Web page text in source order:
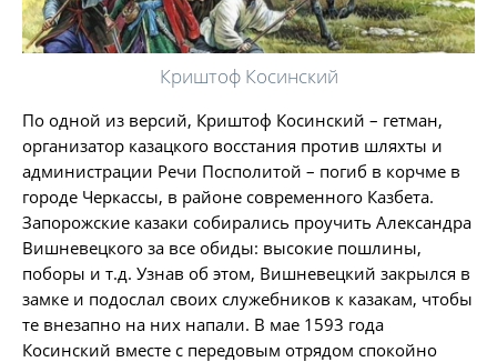
Криштоф Косинский
По одной из версий, Криштоф Косинский – гетман,
организатор казацкого восстания против шляхты и
администрации Речи Посполитой – погиб в корчме в
городе Черкассы, в районе современного Казбета.
Запорожские казаки собирались проучить Александра
Вишневецкого за все обиды: высокие пошлины,
поборы и т.д. Узнав об этом, Вишневецкий закрылся в
замке и подослал своих служебников к казакам, чтобы
те внезапно на них напали. В мае 1593 года
Косинский вместе с передовым отрядом спокойно